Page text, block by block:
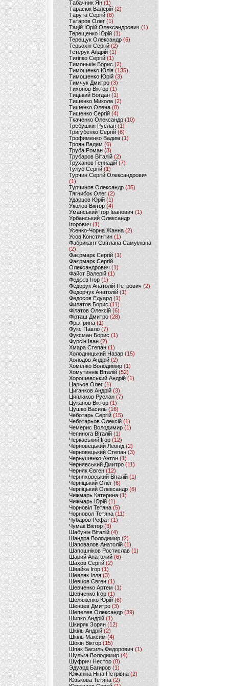
Табачник Ян(1)
Тарасюк Валерій (2)
Тарута Сергій (8)
Татаров Олег(1)
Тацій Юрій Олександрович(1)
Терещенко Юрій(1)
Терещук Олександр(6)
Терьохін Сергій (2)
Тетерук Андрій (1)
Тигіпко Сергій(1)
Тимонькін Борис (2)
Тимошенко Юлія (135)
Тимошенко Юрій(3)
Тимчук Дмитро (3)
Тихонов Віктор (1)
Тицький Богдан (1)
Тищенко Микола (2)
Тищенко Олена (8)
Тищенко Сергій (4)
Ткаченко Олександр (10)
Требушкін Руслан (1)
Тригубенко Сергій(6)
Трофименко Вадим (1)
Троян Вадим (6)
Труба Роман(3)
Трубаров Віталій (2)
Труханов Геннадій (7)
Тулуб Сергій(1)
Турчин Сергій Олександрович
(1)
Турчинов Олександр(35)
Тягнибок Олег (2)
Ударцов Юрій (1)
Уколов Віктор(4)
Уманський Ігор Іванович(1)
Урбанський Олександр
Ігорович (1)
Усенко-Чорна Жанна (2)
Усов Констянтин(1)
Фабрикант Світлана Самуілівна
(2)
Фаєрмарк Сергій(1)
Фаєрмарк Сергій
Олександрович (1)
Файст Валерій(1)
Федєєв Ігор (1)
Федорук Анатолій Петрович (2)
Федорчук Анатолій (1)
Федосов Едуард (1)
Филатов Борис (11)
Філатов Олексій (6)
Фірташ Дмитро (28)
Фріз Ірина (1)
Фукс Павло (7)
Фуксман Борис (1)
Фурсін Іван (2)
Хмара Степан(1)
Холодницький Назар(15)
Холодов Андрій (2)
Хоменко Володимир (1)
Хомутиннік Віталій (52)
Хорошевський Андрій (1)
Царьов Олег (1)
Циганков Андрій (3)
Циплаков Руслан(7)
Цуканов Віктор (1)
Цушко Василь (16)
Чеботарь Сергій (15)
Чеботарьов Олексій (1)
Чемерис Володимир (1)
Чепинога Віталій (1)
Черкаський Ігор (12)
Черновецький Леонід(2)
Черновецький Степан (3)
Чернушенко Антон (1)
Чернявський Дмитро(11)
Черняк Євген(12)
Черняховський Віталій (1)
Черпіцький Олег (6)
Черпіцький Олександр (6)
Чижмарь Катерина (1)
Чижмарь Юрій (1)
Чорновіл Тетяна (5)
Чорновол Тетяна (11)
Чубаров Рефат (1)
Чумак Віктор(3)
Шабунін Віталій (4)
Шандра Володимир (2)
Шаповалов Анатолій(1)
Шапошніков Ростислав(1)
Шарий Анатолий(6)
Шахов Сергій(2)
Швайка Ігор (1)
Шевляк Ілля (3)
Шевцов Євген (1)
Шевченко Артем(1)
Шевченко Ігор(1)
Шеляженко Юрій (6)
Шенцев Дмитро (3)
Шепелев Олександр (39)
Шипко Андрій(1)
Шкиряк Зорян(12)
Шкіль Андрій(2)
Шкіль Максим (4)
Шокін Віктор (15)
Шпак Василь Федорович (1)
Шульга Володимир (4)
Шуфрич Нестор(8)
Эдуард Багиров (1)
Южаніна Ніна Петрівна (2)
Юзькова Тетяна(2)